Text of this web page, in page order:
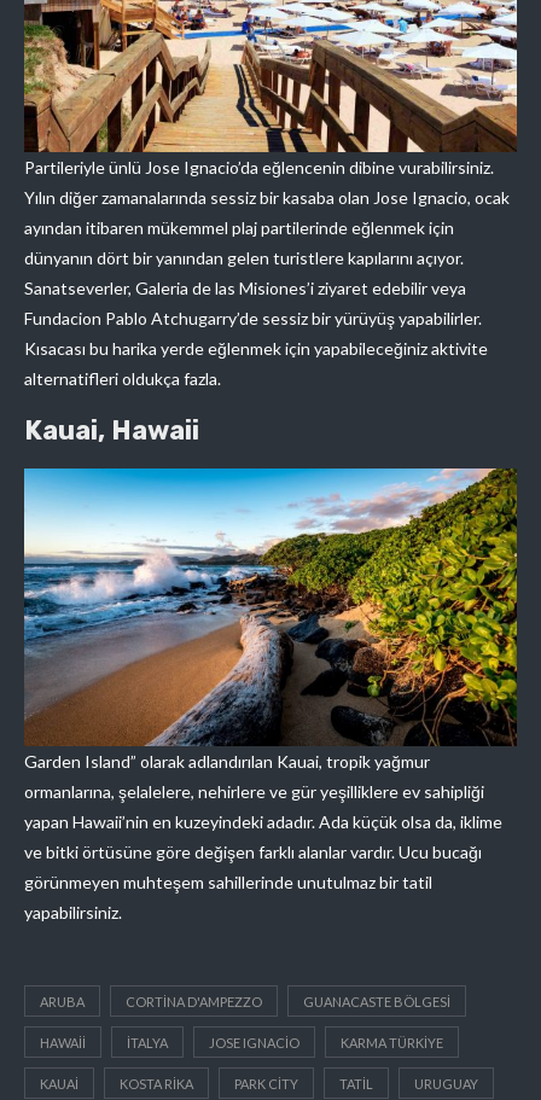
Partileriyle ünlü Jose Ignacio’da eğlencenin dibine vurabilirsiniz.
Yılın diğer zamanalarında sessiz bir kasaba olan Jose Ignacio, ocak
ayından itibaren mükemmel plaj partilerinde eğlenmek için
dünyanın dört bir yanından gelen turistlere kapılarını açıyor.
Sanatseverler, Galeria de las Misiones’i ziyaret edebilir veya
Fundacion Pablo Atchugarry’de sessiz bir yürüyüş yapabilirler.
Kısacası bu harika yerde eğlenmek için yapabileceğiniz aktivite
alternatifleri oldukça fazla.
Kauai, Hawaii
Garden Island” olarak adlandırılan Kauai, tropik yağmur
ormanlarına, şelalelere, nehirlere ve gür yeşilliklere ev sahipliği
yapan Hawaii’nin en kuzeyindeki adadır. Ada küçük olsa da, iklime
ve bitki örtüsüne göre değişen farklı alanlar vardır. Ucu bucağı
görünmeyen muhteşem sahillerinde unutulmaz bir tatil
yapabilirsiniz.
ARUBA CORTINA D'AMPEZZO GUANACASTE BÖLGESI
HAWAII ITALYA JOSE IGNACIO KARMA TÜRKIYE
KAUAI KOSTA RIKA PARK CITY TATIL URUGUAY